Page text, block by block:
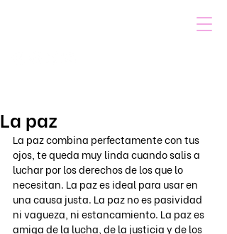
La paz
La paz combina perfectamente con tus
ojos, te queda muy linda cuando salis a
luchar por los derechos de los que lo
necesitan. La paz es ideal para usar en
una causa justa. La paz no es pasividad
ni vagueza, ni estancamiento. La paz es
amiga de la lucha, de la justicia y de los